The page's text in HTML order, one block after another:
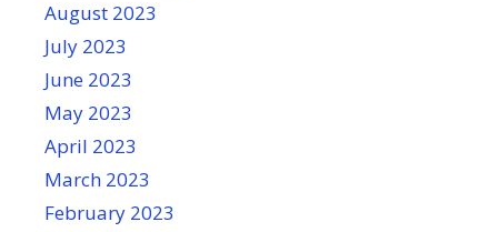
August 2023
July 2023
June 2023
May 2023
April 2023
March 2023
February 2023